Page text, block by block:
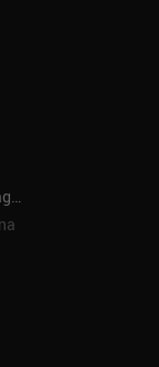
Iron Roads - Railroad Manager